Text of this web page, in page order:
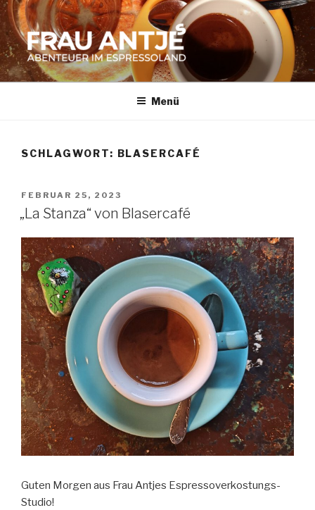
Zum
Inhalt
springen
FRAU ANTJES
Abenteuer im Espresso-Land
Menü
SCHLAGWORT: BLASERCAFÉ
VERÖFFENTLICHT
AM
FEBRUAR 25, 2023
„La Stanza“ von Blasercafé
Guten Morgen aus Frau Antjes Espressoverkostungs-
Studio!